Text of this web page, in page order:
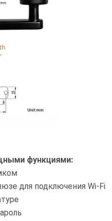
функциями:
для подключения Wi-Fi